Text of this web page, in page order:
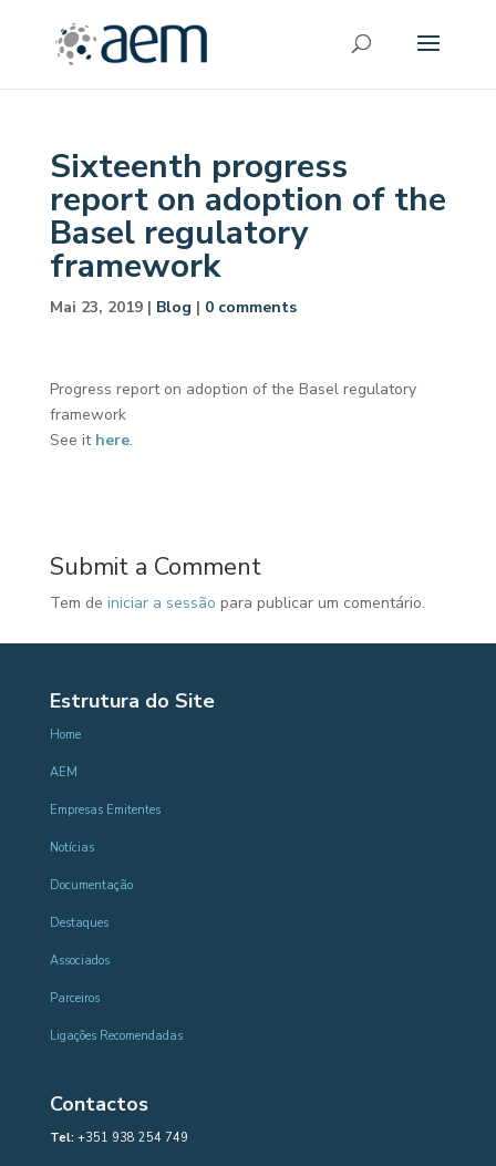
Sixteenth progress
report on adoption of the
Basel regulatory
framework
Mai 23, 2019| Blog | 0 comments
Progress report on adoption of the Basel regulatory
framework
See it here.
Submit a Comment
Tem de iniciar a sessão para publicar um comentário.
Estrutura do Site
Home
AEM
Empresas Emitentes
Notícias
Documentação
Destaques
Associados
Parceiros
Ligações Recomendadas
Contactos
Tel:+351 938 254 749